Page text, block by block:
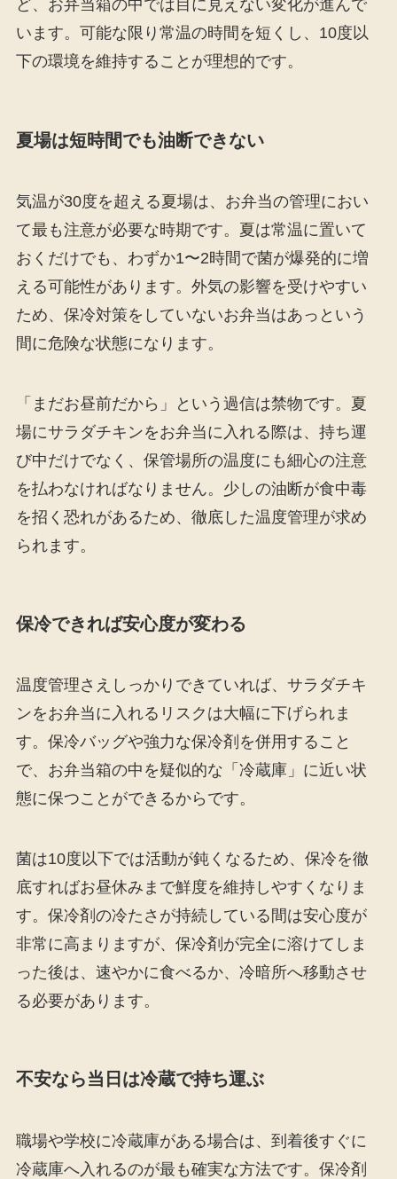
ど、お弁当箱の中では目に見えない変化が進んで
います。可能な限り常温の時間を短くし、10度以
下の環境を維持することが理想的です。
夏場は短時間でも油断できない
気温が30度を超える夏場は、お弁当の管理におい
て最も注意が必要な時期です。夏は常温に置いて
おくだけでも、わずか1〜2時間で菌が爆発的に増
える可能性があります。外気の影響を受けやすい
ため、保冷対策をしていないお弁当はあっという
間に危険な状態になります。
「まだお昼前だから」という過信は禁物です。夏
場にサラダチキンをお弁当に入れる際は、持ち運
び中だけでなく、保管場所の温度にも細心の注意
を払わなければなりません。少しの油断が食中毒
を招く恐れがあるため、徹底した温度管理が求め
られます。
保冷できれば安心度が変わる
温度管理さえしっかりできていれば、サラダチキ
ンをお弁当に入れるリスクは大幅に下げられま
す。保冷バッグや強力な保冷剤を併用すること
で、お弁当箱の中を疑似的な「冷蔵庫」に近い状
態に保つことができるからです。
菌は10度以下では活動が鈍くなるため、保冷を徹
底すればお昼休みまで鮮度を維持しやすくなりま
す。保冷剤の冷たさが持続している間は安心度が
非常に高まりますが、保冷剤が完全に溶けてしま
った後は、速やかに食べるか、冷暗所へ移動させ
る必要があります。
不安なら当日は冷蔵で持ち運ぶ
職場や学校に冷蔵庫がある場合は、到着後すぐに
冷蔵庫へ入れるのが最も確実な方法です。保冷剤